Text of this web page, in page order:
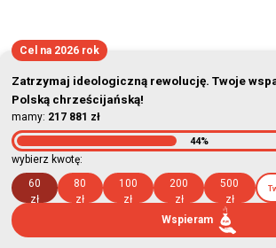
Cel na 2026 rok
Zatrzymaj ideologiczną rewolucję. Twoje
Polską chrześcijańską!
mamy: 217 881 zł
44%
wybierz kwotę:
60
zł
80
zł
100
zł
200
zł
500
zł
Wspieram